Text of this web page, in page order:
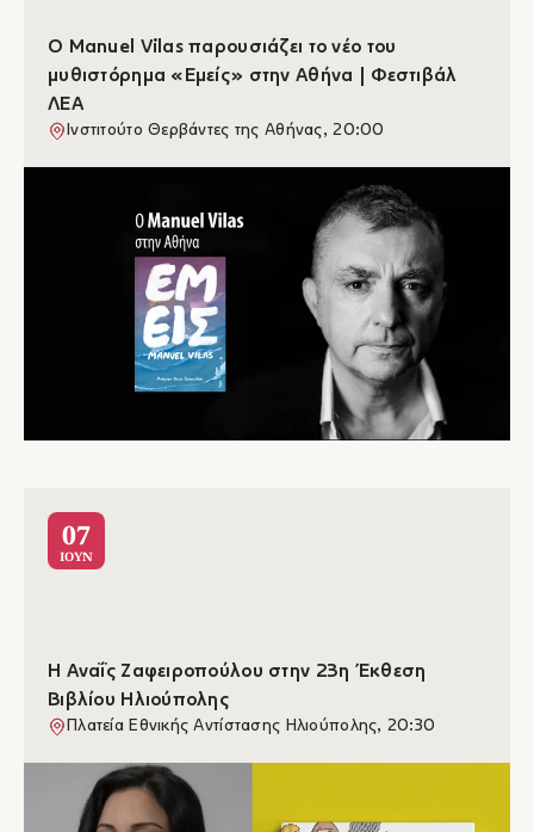
O Manuel Vilas παρουσιάζει το νέο του
μυθιστόρημα «Εμείς» στην Αθήνα | Φεστιβάλ
ΛΕΑ
Ινστιτούτο Θερβάντες της Αθήνας, 20:00
07
ΙΟΥΝ
Η Αναΐς Ζαφειροπούλου στην 23η Έκθεση
Βιβλίου Ηλιούπολης
Πλατεία Εθνικής Αντίστασης Ηλιούπολης, 20:30